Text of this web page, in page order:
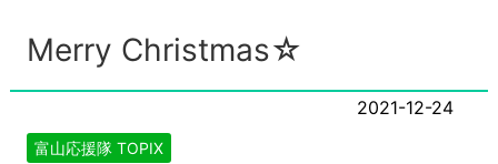
Merry Christmas☆
2021-12-24
富山応援隊 TOPIX